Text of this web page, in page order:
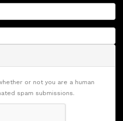
or not you are a human
spam submissions.